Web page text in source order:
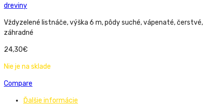
dreviny
Vždyzelené listnáče, výška 6 m, pôdy suché, vápenaté, čerstvé,
záhradné
24,30€
Nie je na sklade
Compare
Ďalšie informácie